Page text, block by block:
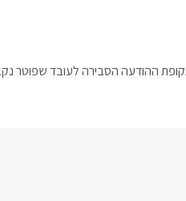
ההודעה הסבירה לעובד שפוטר